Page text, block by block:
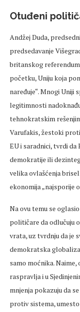
Otuđeni
Andžej Duda,
predsedavanje
britanskog
početku, Uniju koja
naređuje“. Mnogi
legitimnosti
tehnokratskim
Varufakis, žestoki
EU i saradnici, tvrdi da
demokratije ili
velika ovlašćenja
ekonomija „najsporije
Na ovu temu se
političare da odlučuju
vrata, uz tvrdnju da je
demokratska
samo moćnika.
raspravlja i u
mnjenja pokazuju da
protiv sistema,